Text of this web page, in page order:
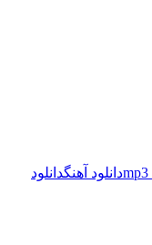
دانلود آهنگدانلود